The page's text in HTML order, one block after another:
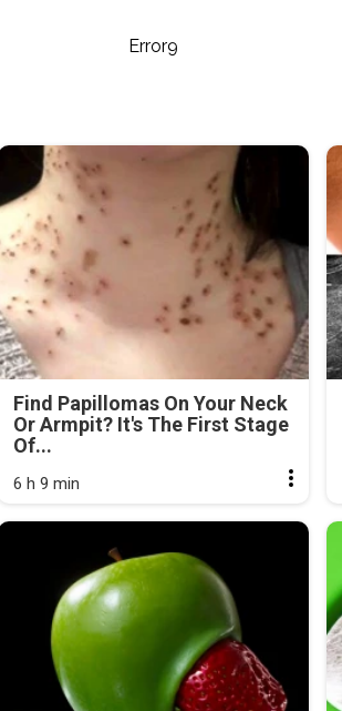
Error9
Find Papillomas On Your Neck
Or Armpit? It's The First Stage
Of...
6 h 9 min